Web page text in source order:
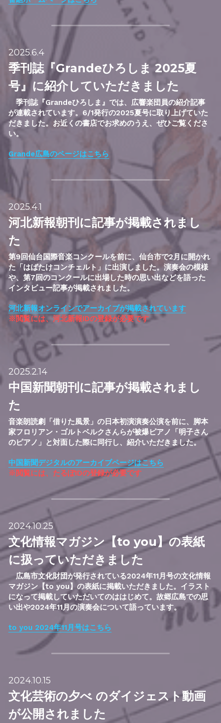
2025.6.4
季刊誌『Grandeひろしま 2025夏
号』に紹介していただきました
季刊誌『Grandeひろしま』では、広響楽団員の紹介記事
が連載されています。 6/1発行の2025夏号に取り上げていた
だきました。お近くの書店でお求めのうえ、ぜひご覧くださ
い。
Grande広島のページはこちら
2025.4.1
河北新報朝刊に記事が掲載されまし
た
第9回仙台国際音楽コンクールを前に、仙台市で2月に開かれ
た「はばたけコンチェルト」に出演しました。演奏会の模様
や、第7回のコンクールに出場した時の思い出などを語った
インタビュー記事が掲載されました。
河北新報オンラインでアーカイブが掲載されています
※閲覧には、河北新報IDの登録が必要です
2025.2.14
中国新聞朝刊に記事が掲載されまし
た
音楽朗読劇「借りた風景」の日本初演演奏公演を前に、
脚本
家フロリアン・ゴルトベルクさんらが被爆ピアノ「明子さん
のピアノ」と対面した際に同行し、紹介いただきました。
中国新聞デジタルのアーカイブページはこちら
※閲覧には、たるぽIDの登録が必要です
2024.10.25
文化情報マガジン【to you】の表紙
に扱っていただきました
広島市文化財団が発行されている2024年11月号の文化情報
マガジン【to you】の表紙に掲載いただきました。イラスト
になって掲載していただいてのははじめて。故郷広島での思
い出や2024年11月の演奏会について語っています。
to you 2024年11月号はこちら
2024.10.15
文化芸術の夕べ のダイジェスト動画
が公開されました